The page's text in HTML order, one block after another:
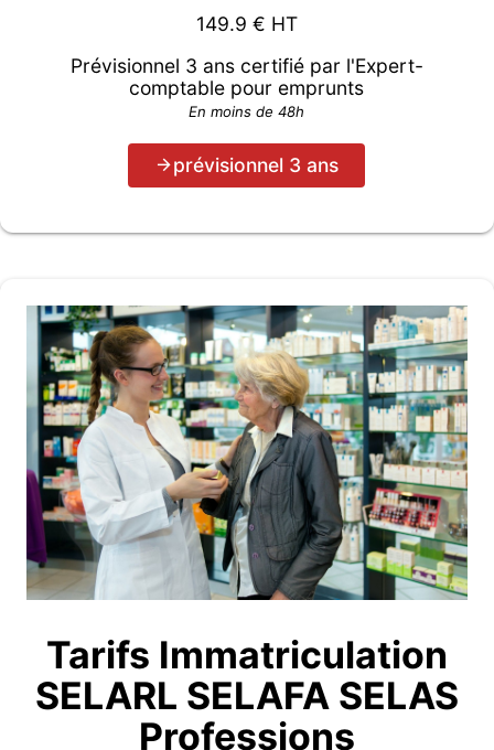
149.9 € HT
Prévisionnel 3 ans certifié par l'Expert-
comptable pour emprunts
En moins de 48h
prévisionnel 3 ans
Tarifs Immatriculation
SELARL SELAFA SELAS
Professions